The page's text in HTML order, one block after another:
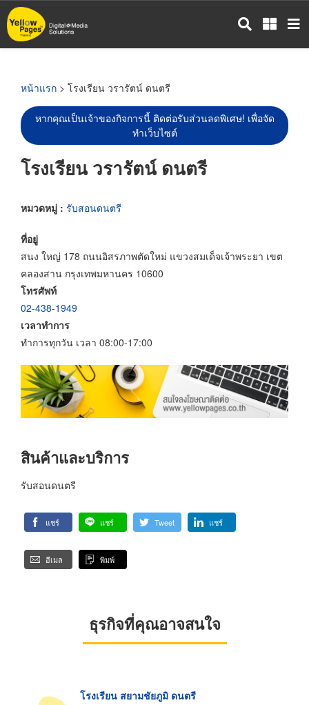
ข้าม
ไป
หน้าแรก > โรงเรียน วรารัตน์ ดนตรี
หากคุณเป็นเจ้าของกิจการนี้ ติดต่อรับส่วนลดพิเศษ! เพื่อจัด
ทำเว็บไซต์
โรงเรียน วรารัตน์ ดนตรี
หมวดหมู่ : รับสอนดนตรี
ที่อยู่
สนง ใหญ่ 178 ถนนอิสรภาพตัดใหม่ แขวงสมเด็จเจ้าพระยา เขต
คลองสาน กรุงเทพมหานคร 10600
โทรศัพท์
02-438-1949
เวลาทำการ
ทำการทุกวัน เวลา 08:00-17:00
สินค้าและบริการ
รับสอนดนตรี
แชร์ แชร์ Tweet แชร์
อีเมล พิมพ์
ธุรกิจที่คุณอาจสนใจ
โรงเรียน สยามชัยภูมิ ดนตรี